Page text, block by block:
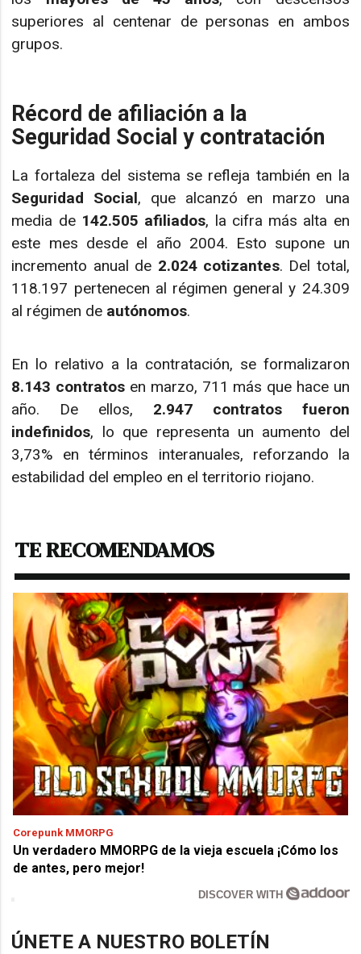
superiores al centenar de personas en ambos
grupos.
Récord de afiliación a la
Seguridad Social y contratación
La fortaleza del sistema se refleja también en la
Seguridad Social, que alcanzó en marzo una
media de 142.505 afiliados, la cifra más alta en
este mes desde el año 2004. Esto supone un
incremento anual de 2.024 cotizantes. Del total,
118.197 pertenecen al régimen general y 24.309
al régimen de autónomos.
En lo relativo a la contratación, se formalizaron
8.143 contratos en marzo, 711 más que hace un
año. De ellos, 2.947 contratos fueron
indefinidos, lo que representa un aumento del
3,73% en términos interanuales, reforzando la
estabilidad del empleo en el territorio riojano.
TE RECOMENDAMOS
Corepunk MMORPG
Un verdadero MMORPG de la vieja escuela ¡Cómo los
de antes, pero mejor!
DISCOVER WITH
ÚNETE A NUESTRO BOLETÍN